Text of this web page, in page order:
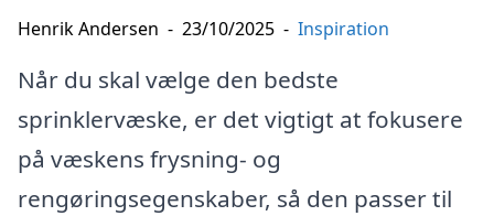
Henrik Andersen - 23/10/2025 - Inspiration
Når du skal vælge den bedste
sprinklervæske, er det vigtigt at fokusere
på væskens frysning- og
rengøringsegenskaber, så den passer til